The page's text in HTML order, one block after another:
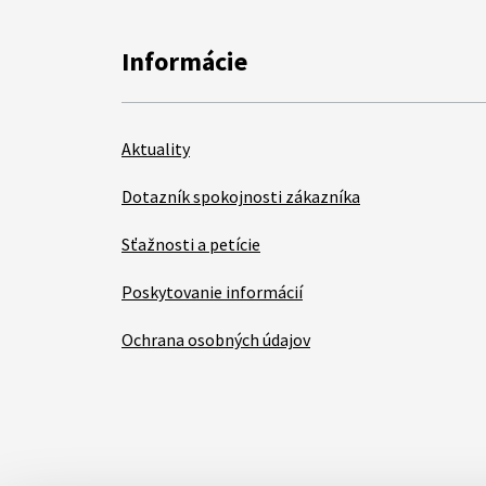
Informácie
Aktuality
Dotazník spokojnosti zákazníka
Sťažnosti a petície
Poskytovanie informácií
Ochrana osobných údajov